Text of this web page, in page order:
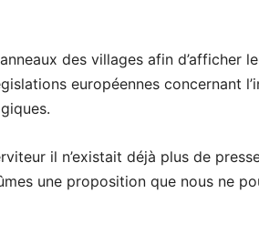
des villages afin d’afficher
européennes concernant
il n’existait déjà plus de
une proposition que nous ne